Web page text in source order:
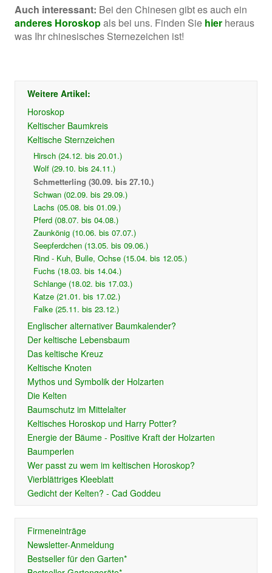
Auch interessant: Bei den Chinesen gibt es auch ein
anderes Horoskopals bei uns. Finden Sie hierheraus
was Ihr chinesisches Sternezeichen ist!
Weitere Artikel:
Horoskop
Keltischer Baumkreis
Keltische Sternzeichen
Hirsch (24.12. bis 20.01.)
Wolf (29.10. bis 24.11.)
Schmetterling (30.09. bis 27.10.)
Schwan (02.09. bis 29.09.)
Lachs (05.08. bis 01.09.)
Pferd (08.07. bis 04.08.)
Zaunkönig (10.06. bis 07.07.)
Seepferdchen (13.05. bis 09.06.)
Rind - Kuh, Bulle, Ochse (15.04. bis 12.05.)
Fuchs (18.03. bis 14.04.)
Schlange (18.02. bis 17.03.)
Katze (21.01. bis 17.02.)
Falke (25.11. bis 23.12.)
Englischer alternativer Baumkalender?
Der keltische Lebensbaum
Das keltische Kreuz
Keltische Knoten
Mythos und Symbolik der Holzarten
Die Kelten
Baumschutz im Mittelalter
Keltisches Horoskop und Harry Potter?
Energie der Bäume - Positive Kraft der Holzarten
Baumperlen
Wer passt zu wem im keltischen Horoskop?
Vierblättriges Kleeblatt
Gedicht der Kelten? - Cad Goddeu
Firmeneinträge
Newsletter-Anmeldung
Bestseller für den Garten*